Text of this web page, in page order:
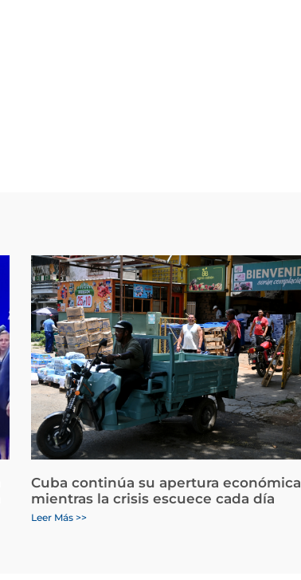
Cuba continúa su apertura económica
mientras la crisis escuece cada día
Leer Más >>